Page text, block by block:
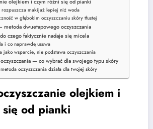
olejkiem i czym różni się od pianki
rozpuszcza makijaż lepiej niż woda
w głębokim oczyszczaniu skóry tłustej
dwuetapowego oczyszczania
czego faktycznie nadaje się micela
i co naprawdę usuwa
jako wsparcie, nie podstawa oczyszczania
— co wybrać dla swojego typu skóry
oczyszczania działa dla twojej skóry
olejkiem i
od pianki